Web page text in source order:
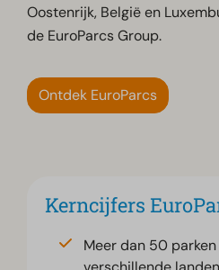
Oostenrijk, België en
de EuroParcs Group.
Ontdek EuroParcs
Kerncijfers
Meer dan 50